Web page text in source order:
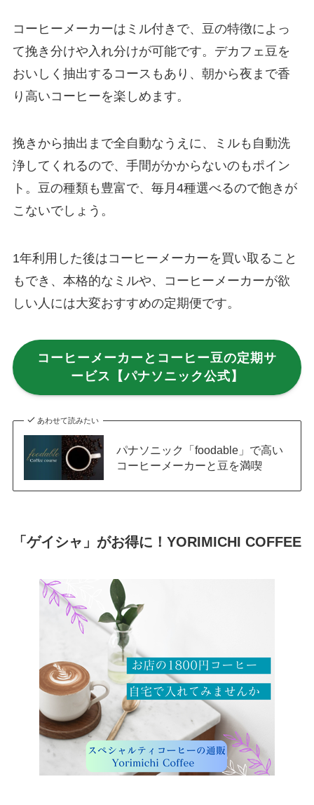
コーヒーメーカーはミル付きで、豆の特徴によっ
て挽き分けや入れ分けが可能です。デカフェ豆を
おいしく抽出するコースもあり、朝から夜まで香
り高いコーヒーを楽しめます。
挽きから抽出まで全自動なうえに、ミルも自動洗
浄してくれるので、手間がかからないのもポイン
ト。豆の種類も豊富で、毎月4種選べるので飽きが
こないでしょう。
1年利用した後はコーヒーメーカーを買い取ること
もでき、本格的なミルや、コーヒーメーカーが欲
しい人には大変おすすめの定期便です。
コーヒーメーカーとコーヒー豆の定期サ
ービス【パナソニック公式】
あわせて読みたい
パナソニック「foodable」で高い
コーヒーメーカーと豆を満喫
「ゲイシャ」がお得に！YORIMICHI COFFEE